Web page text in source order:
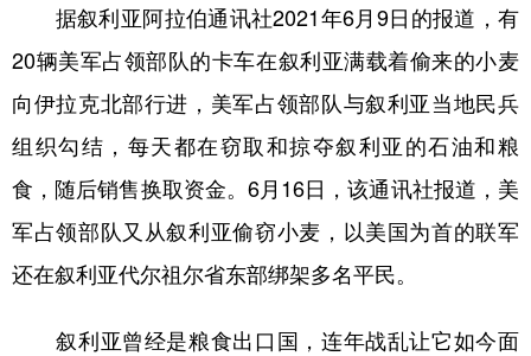
据叙利亚阿拉伯通讯社2021年6月9日的报道，有
20辆美军占领部队的卡车在叙利亚满载着偷来的小麦
向伊拉克北部行进，美军占领部队与叙利亚当地民兵
组织勾结，每天都在窃取和掠夺叙利亚的石油和粮
食，随后销售换取资金。6月16日，该通讯社报道，美
军占领部队又从叙利亚偷窃小麦，以美国为首的联军
还在叙利亚代尔祖尔省东部绑架多名平民。
叙利亚曾经是粮食出口国，连年战乱让它如今面